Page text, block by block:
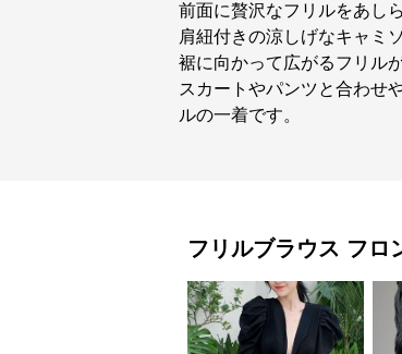
前面に贅沢なフリルをあし
肩紐付きの涼しげなキャミ
裾に向かって広がるフリル
スカートやパンツと合わせ
ルの一着です。
フリルブラウス フロ